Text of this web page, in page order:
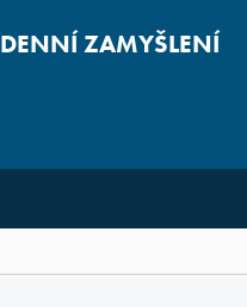
DENNÍ ZAMYŠLENÍ